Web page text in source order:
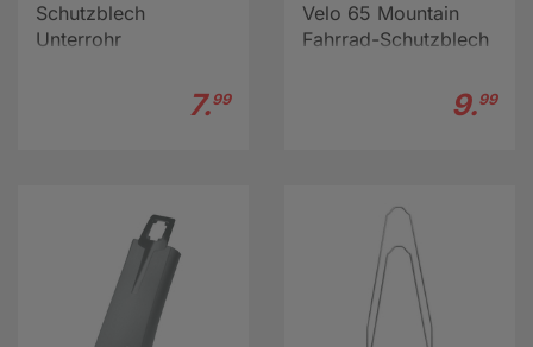
Schutzblech
Unterrohr
7.99
Velo 65 Mountain
Fahrrad-Schutzblech
9.99